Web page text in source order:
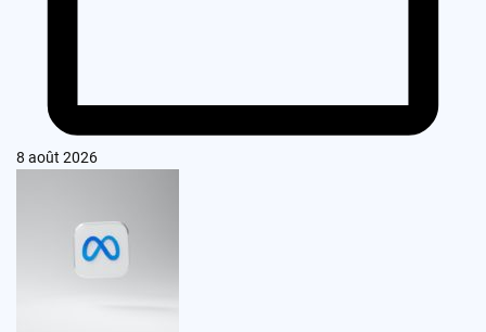
8 août 2026